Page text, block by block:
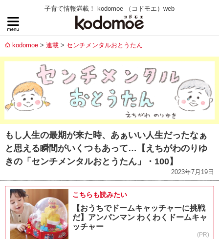
子育て情報満載！ kodomoe （コドモエ）web
kodomoe 連載 センチメンタルおとうたん
もし人生の最期が来た時、あぁいい人生だったなぁ
と思える瞬間がいくつもあって…【えちがわのりゆ
きの「センチメンタルおとうたん」・100】
2023年7月19日
こちらも読みたい
【おうちでドームキャッチャーに挑戦
だ】アンパンマン わくわくドームキャ
ッチャー
(PR)